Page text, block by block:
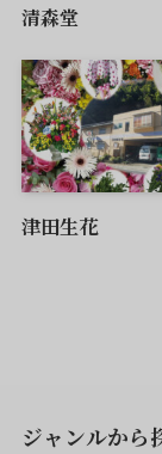
清森堂
津田生花
ジャンルから